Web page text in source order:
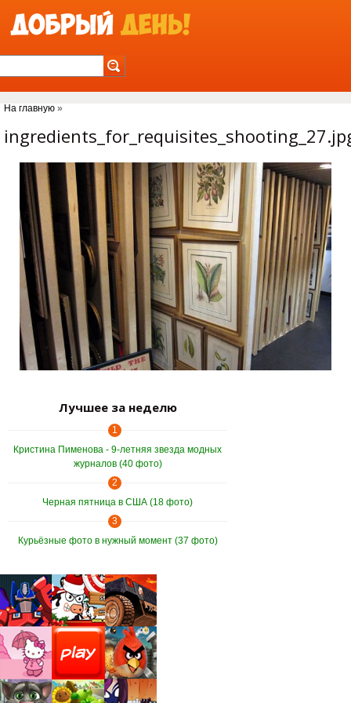
На главную »
Лучшее за неделю
1
Кристина Пименова - 9-летняя звезда модных
журналов (40 фото)
2
Черная пятница в США (18 фото)
3
Курьёзные фото в нужный момент (37 фото)